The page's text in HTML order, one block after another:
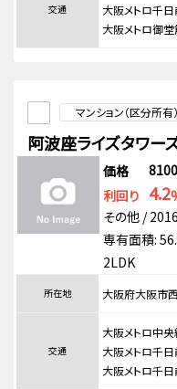
交通
大阪メトロ千
大阪メトロ御
マンション（区分所有）
阿波座ライズタワー
価格
利回り 4.2
その他 /
専有面積:
2LDK
所在地 大阪府大阪市
交通
大阪メトロ中
大阪メトロ千
大阪メトロ千